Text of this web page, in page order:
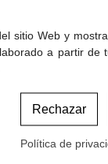
Cookies
condiciones de compra
sitio Web y
a partir de
Rechazar
Política de